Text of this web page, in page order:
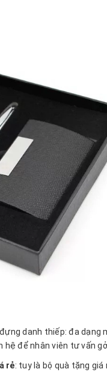
danh thiếp: đa
hệ để nhân viên tư vấn
rẻ: tuy là bộ quà tặng